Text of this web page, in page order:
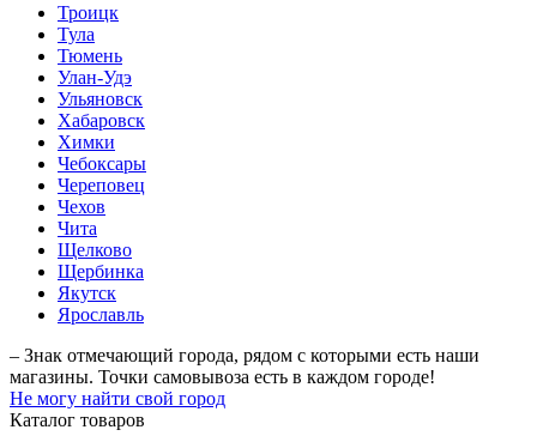
Троицк
Тула
Тюмень
Улан-Удэ
Ульяновск
Хабаровск
Химки
Чебоксары
Череповец
Чехов
Чита
Щелково
Щербинка
Якутск
Ярославль
– Знак отмечающий города, рядом с которыми есть наши
магазины. Точки самовывоза есть в каждом городе!
Не могу найти свой город
Каталог товаров